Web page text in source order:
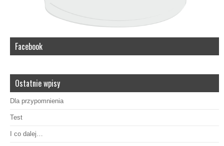
Facebook
Ostatnie wpisy
Dla przypomnienia
Test
I co dalej…